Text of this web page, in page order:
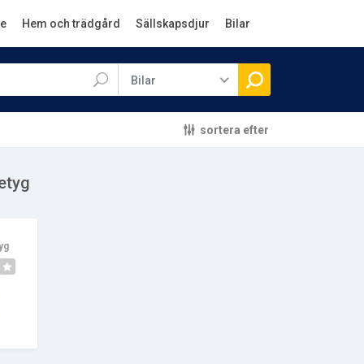
Hem och trädgård Sällskapsdjur Bilar
Bilar
sortera efter